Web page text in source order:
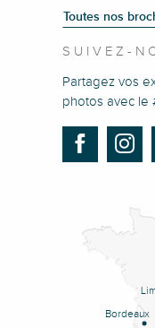
Toutes nos
SUIVEZ-
Partagez vos
photos avec le
Bordeaux